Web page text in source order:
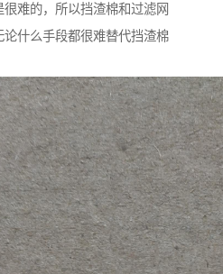
难的，所以挡渣棉和过滤网
什么手段都很难替代挡渣棉